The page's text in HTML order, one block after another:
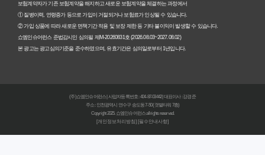
암보험 비갱신형, 왜 지금 선택해야 할까요? 미래 보험료 걱
정 끝내는 방법
갱신형 vs 비갱신형 암보험, 당신에게 더 유리한 선택은? 완
보험계약자가 기존 보험계약을 해지하고 새로운 보험계약을 체결하는 과정에서
① 질병이력, 연령증가 등으로 가입이 거절되거나 보험료가 인상될 수 있습니다.
② 가입 상품에 따라 새로운 면책기간 적용 및 보장 제한 등 기타 불이익이 발생할 수 있습니다.
쇼엠인슈어런스 준법감시인 심의필 제M-20260831호 (2026.08.03~2027.08.02)
본 광고는 광고심의기준을 준수하였으며, 유효기간은 심의일로부터 1년입니다.
(주)쇼엠인슈어런스 | 사업자등록번호 : 404-87-03442 | 대표이사 : 강경준
주소 : 인천광역시 연수구 송도동 7-50 (갯벌타워 7층)
Copyright 2025. 쇼엠인슈어런스 all rights reserved.
[개인정보처리방침] [필수안내사항]